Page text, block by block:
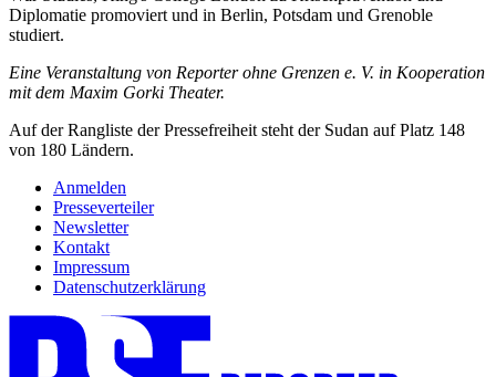
Diplomatie promoviert und in Berlin, Potsdam und Grenoble
studiert.
Eine Veranstaltung von Reporter ohne Grenzen e. V. in Kooperation
mit dem Maxim Gorki Theater.
Auf der Rangliste der Pressefreiheit steht der Sudan auf Platz 148
von 180 Ländern.
Anmelden
Presseverteiler
Newsletter
Kontakt
Impressum
Datenschutzerklärung